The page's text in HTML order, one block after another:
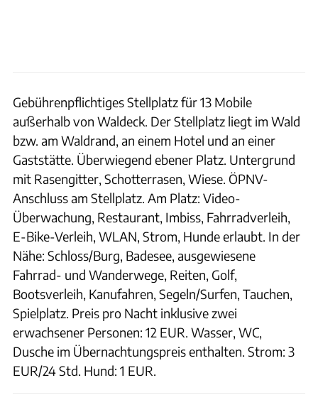
Gebührenpflichtiges Stellplatz für 13 Mobile
außerhalb von Waldeck. Der Stellplatz liegt im Wald
bzw. am Waldrand, an einem Hotel und an einer
Gaststätte. Überwiegend ebener Platz. Untergrund
mit Rasengitter, Schotterrasen, Wiese. ÖPNV-
Anschluss am Stellplatz. Am Platz: Video-
Überwachung, Restaurant, Imbiss, Fahrradverleih,
E-Bike-Verleih, WLAN, Strom, Hunde erlaubt. In der
Nähe: Schloss/Burg, Badesee, ausgewiesene
Fahrrad- und Wanderwege, Reiten, Golf,
Bootsverleih, Kanufahren, Segeln/Surfen, Tauchen,
Spielplatz. Preis pro Nacht inklusive zwei
erwachsener Personen: 12 EUR. Wasser, WC,
Dusche im Übernachtungspreis enthalten. Strom: 3
EUR/24 Std. Hund: 1 EUR.